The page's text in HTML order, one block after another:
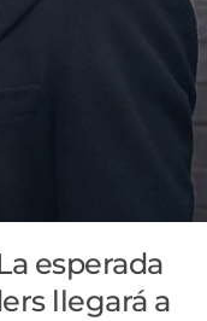
esperada
llegará a